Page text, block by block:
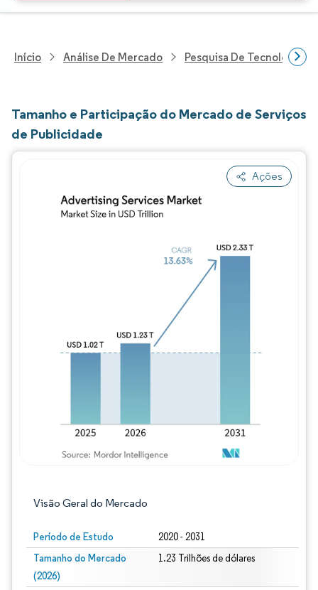
Início Análise De Mercado Pesquisa De Tecnologia,
Tamanho e Participação do Mercado de Serviços
de Publicidade
Ações
Visão Geral do Mercado
Período de Estudo 2020 - 2031
Tamanho do Mercado
(2026)
1.23 Trilhões de dólares
Imagem © Mordor Intelligence. O reuso